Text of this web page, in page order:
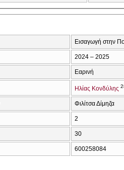
Εισαγωγή στην
2024 – 2025
Εαρινή
Ηλίας Κονδύλης
Φιλίτσα Δίμηζα
2
30
600258084